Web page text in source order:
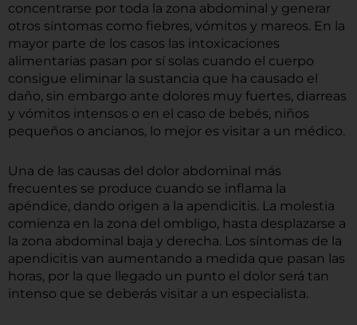
concentrarse por toda la zona abdominal y generar
otros síntomas como fiebres, vómitos y mareos. En la
mayor parte de los casos las intoxicaciones
alimentarias pasan por sí solas cuando el cuerpo
consigue eliminar la sustancia que ha causado el
daño, sin embargo ante dolores muy fuertes, diarreas
y vómitos intensos o en el caso de bebés, niños
pequeños o ancianos, lo mejor es visitar a un médico.
Una de las causas del dolor abdominal más
frecuentes se produce cuando se inflama la
apéndice, dando origen a la apendicitis. La molestia
comienza en la zona del ombligo, hasta desplazarse a
la zona abdominal baja y derecha. Los síntomas de la
apendicitis van aumentando a medida que pasan las
horas, por la que llegado un punto el dolor será tan
intenso que se deberás visitar a un especialista.